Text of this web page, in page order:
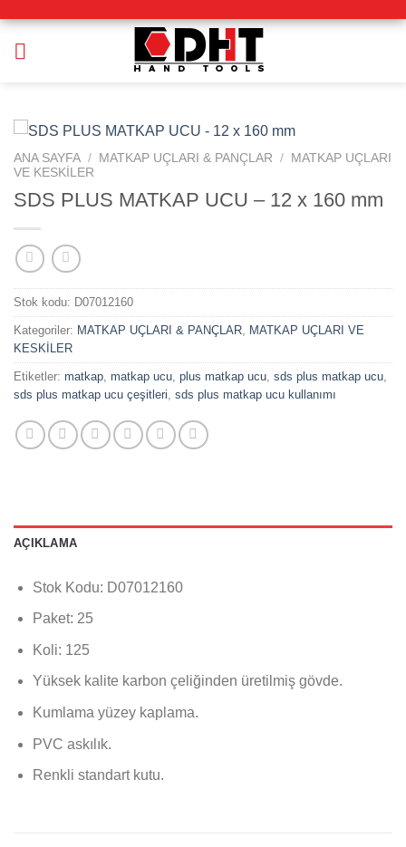
ANA SAYFA / MATKAP UÇLARI & PANÇLAR /
MATKAP UÇLARI
VE KESKİLER
SDS PLUS MATKAP UCU – 12 x 160 mm
Stok kodu: D07012160
Kategoriler: MATKAP UÇLARI & PANÇLAR MATKAP UÇLARI VE
KESKİLER
Etiketler: matkap matkap ucu plus matkap ucu sds plus matkap ucu
sds plus matkap ucu çeşitleri sds plus matkap ucu kullanımı
AÇIKLAMA
Stok Kodu: D07012160
Paket: 25
Koli: 125
Yüksek kalite karbon çeliğinden üretilmiş gövde.
Kumlama yüzey kaplama.
PVC askılık.
Renkli standart kutu.